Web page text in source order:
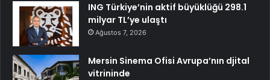
ING Türkiye’nin aktif büyüklüğü 298.1
milyar TL’ye ulaştı
Ağustos 7, 2026
Mersin Sinema Ofisi Avrupa’nın djital
vitrininde